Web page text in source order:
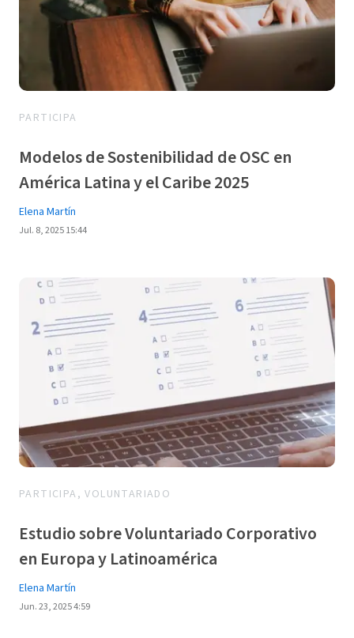
PARTICIPA
Modelos de Sostenibilidad de OSC en
América Latina y el Caribe 2025
Elena Martín
Jul. 8, 2025 15:44
PARTICIPA, VOLUNTARIADO
Estudio sobre Voluntariado Corporativo
en Europa y Latinoamérica
Elena Martín
Jun. 23, 2025 4:59